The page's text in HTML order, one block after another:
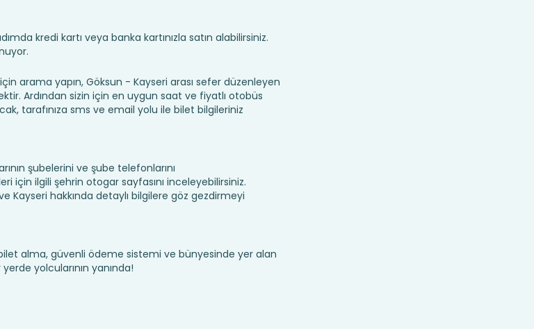
kredi kartı veya banka kartınızla satın alabilirsiniz.
arama yapın, Göksun - Kayseri arası sefer düzenleyen
Ardından sizin için en uygun saat ve fiyatlı otobüs
tarafınıza sms ve email yolu ile bilet bilgileriniz
şubelerini ve şube telefonlarını
için ilgili şehrin otogar sayfasını inceleyebilirsiniz.
Kayseri hakkında detaylı bilgilere göz gezdirmeyi
alma, güvenli ödeme sistemi ve bünyesinde yer alan
yolcularının yanında!